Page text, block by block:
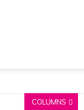
COLUMNS